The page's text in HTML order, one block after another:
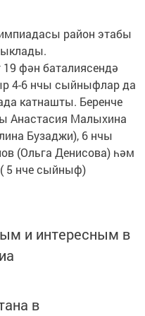
район этабы
фән баталиясендә
4-6 нчы сыйныфлар да
катнашты. Беренче
Анастасия Малыхина
Бузаджи), 6 нчы
(Ольга Денисова) һәм
5 нче сыйныф)
и интересным в
в